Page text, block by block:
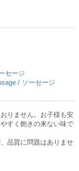
セージ
/ ソーセージ
りません。お子様も安
すく飽きの来ない味で
品質に問題はありませ